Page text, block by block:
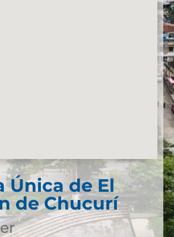
Única de El
de Chucurí